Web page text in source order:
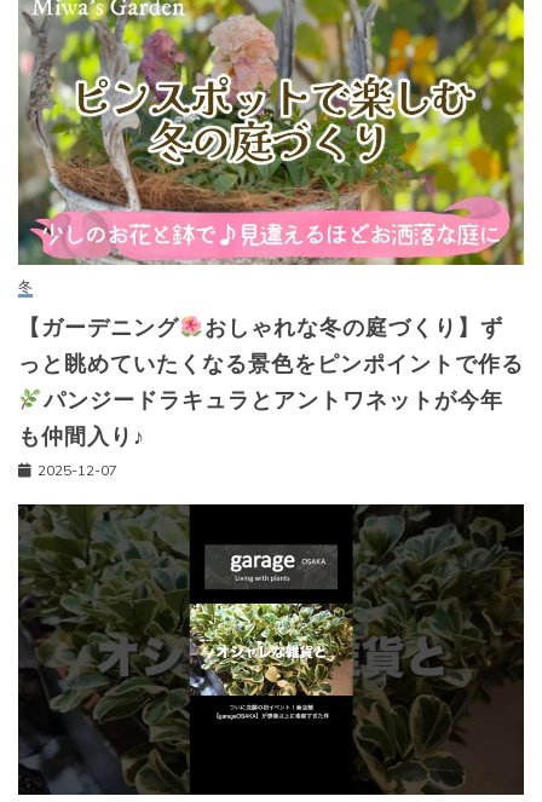
冬
【ガーデニング
おしゃれな冬の庭づくり】ず
っと眺めていたくなる景色をピンポイントで作る
パンジードラキュラとアントワネットが今年
も仲間入り♪
2025-12-07